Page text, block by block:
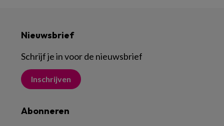
Nieuwsbrief
Schrijf je in voor de nieuwsbrief
Inschrijven
Abonneren